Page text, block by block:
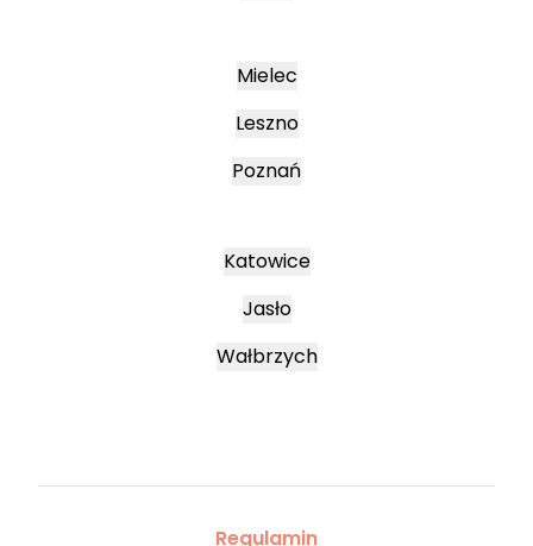
Mielec
Leszno
Poznań
Katowice
Jasło
Wałbrzych
Regulamin